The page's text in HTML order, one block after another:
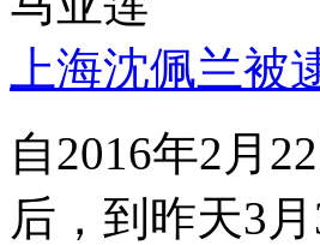
上海沈佩兰
自2016年2月
后，到昨天3